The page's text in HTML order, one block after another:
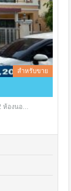
สำหรับขาย
องนอ...